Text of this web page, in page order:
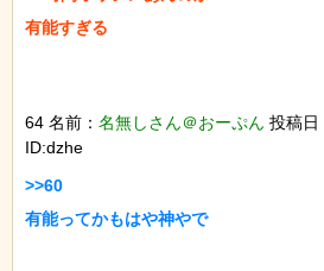
有能すぎる
64 名前： 名無しさん＠おーぷん 投稿
ID:dzhe
>>60
有能ってかもはや神やで